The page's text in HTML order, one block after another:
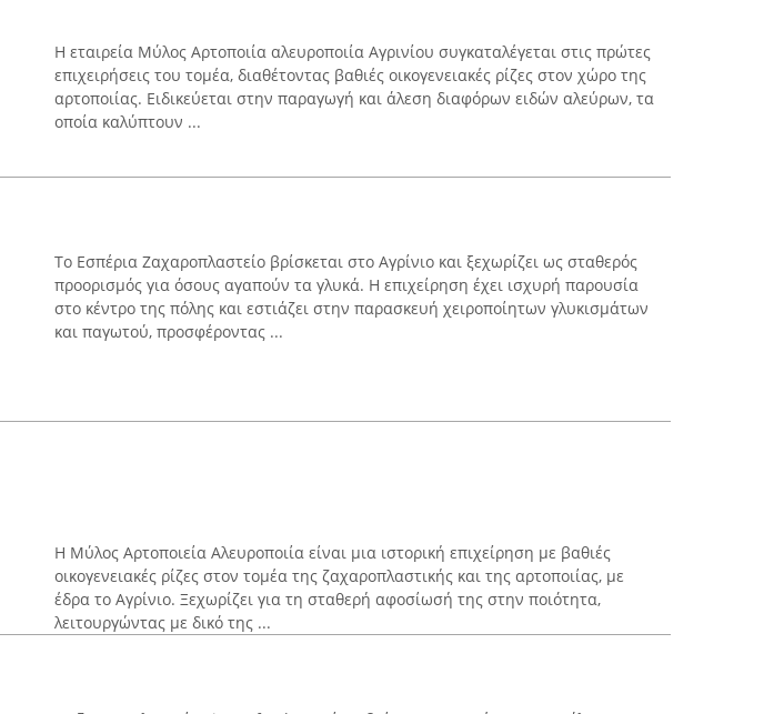
Η εταιρεία Μύλος Αρτοποιία αλευροποιία Αγρινίου συγκαταλέγεται στις πρώτες
επιχειρήσεις του τομέα, διαθέτοντας βαθιές οικογενειακές ρίζες στον χώρο της
αρτοποιίας. Ειδικεύεται στην παραγωγή και άλεση διαφόρων ειδών αλεύρων, τα
οποία καλύπτουν ...
Το Εσπέρια Ζαχαροπλαστείο βρίσκεται στο Αγρίνιο και ξεχωρίζει ως σταθερός
προορισμός για όσους αγαπούν τα γλυκά. Η επιχείρηση έχει ισχυρή παρουσία
στο κέντρο της πόλης και εστιάζει στην παρασκευή χειροποίητων γλυκισμάτων
και παγωτού, προσφέροντας ...
Η Μύλος Αρτοποιεία Αλευροποιία είναι μια ιστορική επιχείρηση με βαθιές
οικογενειακές ρίζες στον τομέα της ζαχαροπλαστικής και της αρτοποιίας, με
έδρα το Αγρίνιο. Ξεχωρίζει για τη σταθερή αφοσίωσή της στην ποιότητα,
λειτουργώντας με δικό της ...